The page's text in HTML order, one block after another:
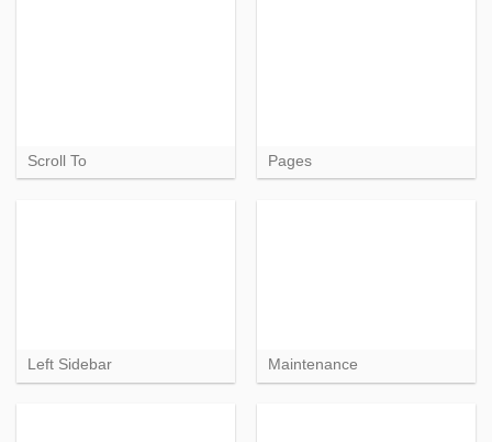
Scroll To Pages
Left Sidebar Maintenance